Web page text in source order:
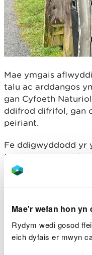
Mae'r wefan hon
Rydym wedi gosod
eich dyfais er mwyn
Mae ymgais
talu ac arddangos
gan Cyfoeth
ddifrod difrifol, gan
peiriant.
Fe ddigwyddodd yr
Sul ac yn gynnar
Ceisiodd y fandal
peiriant ar agor, o
Dywedodd
Ymwelwyr